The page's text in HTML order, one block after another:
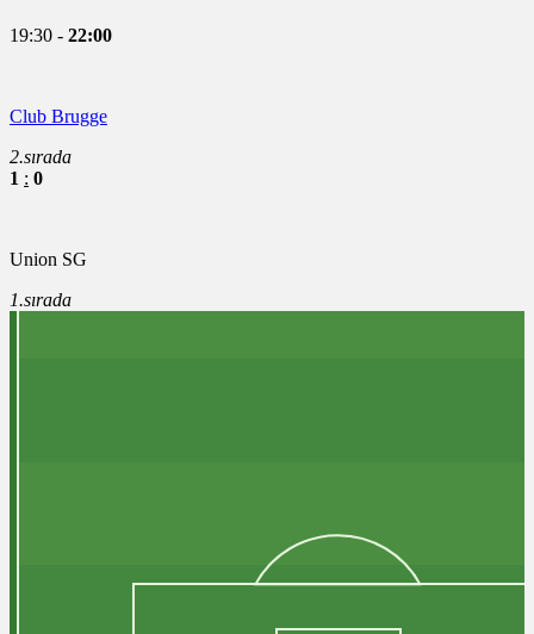
19:30 - 22:00
Club Brugge
2.sırada
1 : 0
Union SG
1.sırada